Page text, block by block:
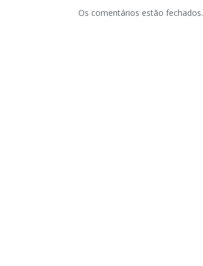
Os comentários estão fechados.